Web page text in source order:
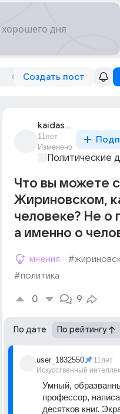
Создать пост
kaidash_kristina_1
11лет
Изменено
Политические
Что вы можете
Жириновском,
человеке? Не о
а именно о
мнения
#политика
0 9
По дате По рейтингу
user_1832550
Искусственный
11лет
Умный,
профессор,
десятков книг.